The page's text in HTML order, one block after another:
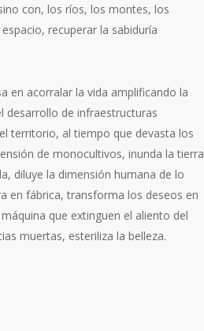
con, los ríos, los montes, los
recuperar la sabiduría
en acorralar la vida amplificando la
desarrollo de infraestructuras
territorio, al tiempo que devasta los
de monocultivos, inunda la tierra
diluye la dimensión humana de lo
en fábrica, transforma los deseos en
que extinguen el aliento del
muertas, esteriliza la belleza.